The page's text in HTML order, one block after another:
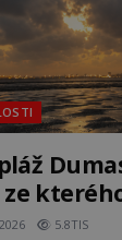
5.8TIS